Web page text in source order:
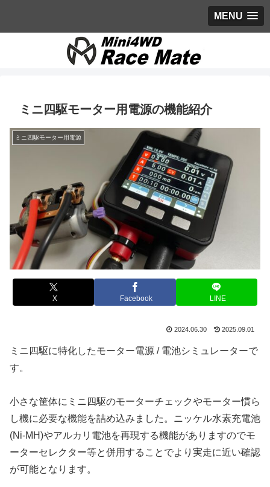
MENU
ミニ四駆モーター用電源の機能紹介
ミニ四駆モーター用電源
X Facebook LINE
2024.06.30 2025.09.01
ミニ四駆に特化したモーター電源 / 電池シミュレーターで
す。
小さな筐体にミニ四駆のモーターチェックやモーター慣ら
し機に必要な機能を詰め込みました。ニッケル水素充電池
(Ni-MH)やアルカリ電池を再現する機能がありますのでモ
ーターセレクター等と併用することでより実走に近い確認
が可能となります。